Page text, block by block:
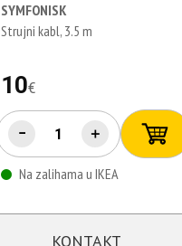
SYMFONISK
Strujni kabl, 3.5 m
10€
− ＋
Na zalihama u IKEA
KONTAKT